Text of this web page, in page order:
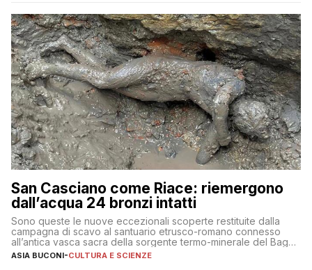
San Casciano come Riace: riemergono
dall’acqua 24 bronzi intatti
Sono queste le nuove eccezionali scoperte restituite dalla
campagna di scavo al santuario etrusco-romano connesso
all’antica vasca sacra della sorgente termo-minerale del Bagno
Grande
ASIA BUCONI-CULTURA E SCIENZE